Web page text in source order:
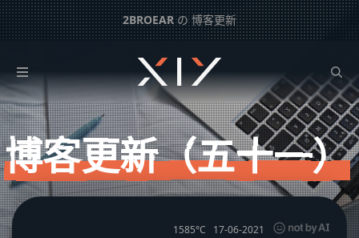
2BROEARの 博客更新
博客更新（五十一）
下一篇：今天，你吃粽子了吗？ – 日常记事（五十二）
博客更新（五十一）
1585°C 17-06-2021